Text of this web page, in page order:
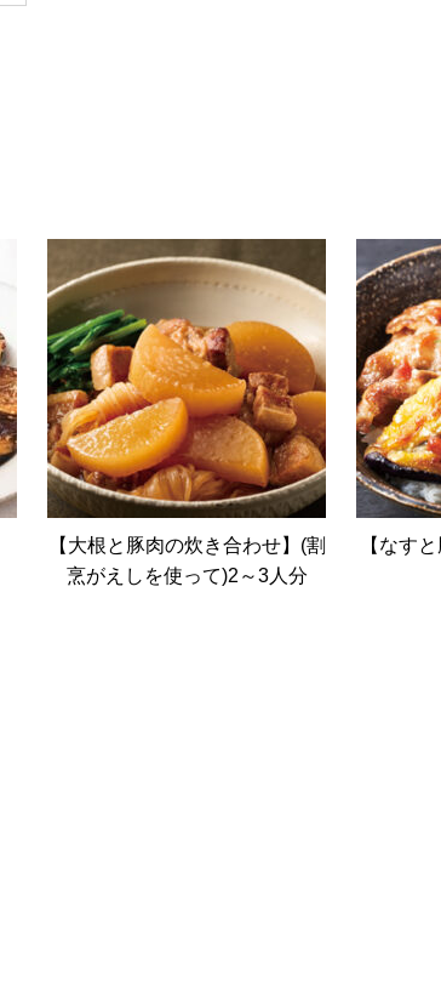
【大根と豚肉の炊き合わせ】(割
烹がえしを使って)2～3人分
【なす